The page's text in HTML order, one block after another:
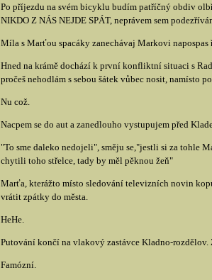
Po příjezdu na svém bicyklu budím patříčný obdiv
NIKDO Z NÁS NEJDE SPÁT, neprávem sem
Míla s Marťou spacáky zanechávaj Markovi napospas
Hned na krámě dochází k první konfliktní situaci s
pročeš nehodlám s sebou šátek vůbec nosit, namísto
Nu což.
Nacpem se do aut a zanedlouho vystupujem před
"To sme daleko nedojeli", směju se,"jestli si za tohle
chytili toho střelce, tady by měl pěknou žeň"
Marťa, kterážto místo sledování televizních novin
vrátit zpátky do města.
HeHe.
Putování končí na vlakový zastávce Kladno-rozdělov.
Famózní.